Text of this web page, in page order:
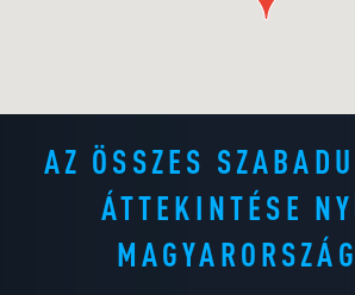
AZ ÖSSZES
ÁTTEKINTÉSE